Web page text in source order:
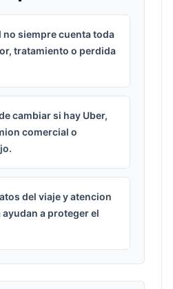
siempre cuenta toda
tratamiento o perdida
cambiar si hay Uber,
comercial o
del viaje y atencion
a proteger el